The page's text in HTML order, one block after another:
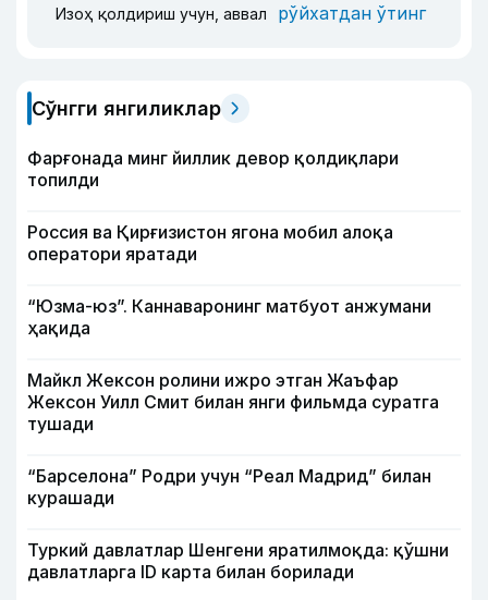
Изоҳ қолдириш учун, аввал рўйхатдан ўтинг
Сўнгги янгиликлар
Фарғонада минг йиллик девор қолдиқлари
топилди
Россия ва Қирғизистон ягона мобил алоқа
оператори яратади
“Юзма-юз”. Каннаваронинг матбуот анжумани
ҳақида
Майкл Жексон ролини ижро этган Жаъфар
Жексон Уилл Смит билан янги фильмда суратга
тушади
“Барселона” Родри учун “Реал Мадрид” билан
курашади
Туркий давлатлар Шенгени яратилмоқда: қўшни
давлатларга ID карта билан борилади